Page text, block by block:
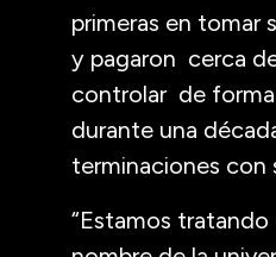
primeras en tomar
y pagaron cerca
controlar de
durante una
terminaciones con
“Estamos